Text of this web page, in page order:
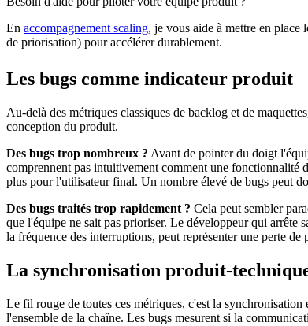
En accompagnement scaling, je vous aide à mettre en place
de priorisation) pour accélérer durablement.
Les bugs comme indicateur produit
Au-delà des métriques classiques de backlog et de
conception du produit.
Des bugs trop nombreux ? Avant de pointer du doigt
comprennent pas intuitivement comment une fonctionnalité
plus pour l'utilisateur final. Un nombre élevé de bugs peut
Des bugs traités trop rapidement ? Cela peut sembler
que l'équipe ne sait pas prioriser. Le développeur qui
la fréquence des interruptions, peut représenter une perte
La synchronisation produit-
Le fil rouge de toutes ces métriques, c'est la
l'ensemble de la chaîne. Les bugs mesurent si la